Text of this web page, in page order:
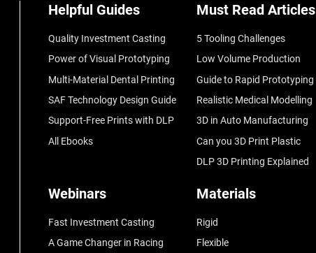
Helpful Guides
Quality Investment Casting
Power of Visual Prototyping
Multi-Material Dental Printing
SAF Technology Design Guide
Support-Free Prints with DLP
All Ebooks
Must Read Articles
5 Tooling Challenges
Low Volume Production
Guide to Rapid Prototyping
Realistic Medical Modelling
3D in Auto Manufacturing
Can you 3D Print Plastic
DLP 3D Printing Explained
Webinars
Fast Investment Casting
A Game Changer in Racing
Materials
Rigid
Flexible